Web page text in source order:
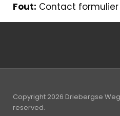
Fout: Contact
Copyright 2026 Driebergse
reserved.